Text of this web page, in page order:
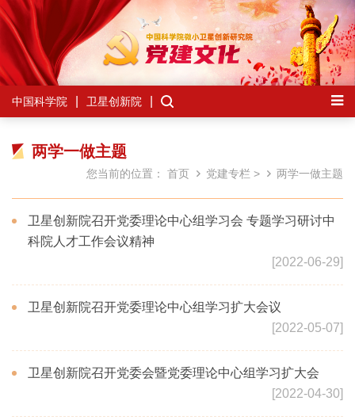
中国科学院 卫星创新院
两学一做主题
您当前的位置： 首页 党建专栏 > 两学一做主题
卫星创新院召开党委理论中心组学习会 专题学习研讨中
科院人才工作会议精神
[2022-06-29]
卫星创新院召开党委理论中心组学习扩大会议
[2022-05-07]
卫星创新院召开党委会暨党委理论中心组学习扩大会
[2022-04-30]